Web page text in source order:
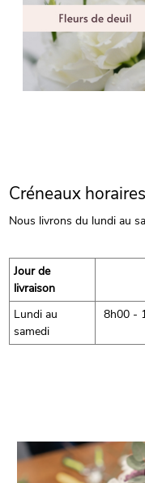
Créneaux
Nous livrons du lundi au
Jour de
livraison
Lundi au
samedi
8h00 -